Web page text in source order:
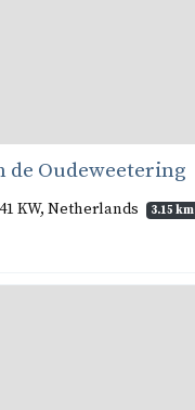
de Oudeweetering
KW, Netherlands 3.15 km